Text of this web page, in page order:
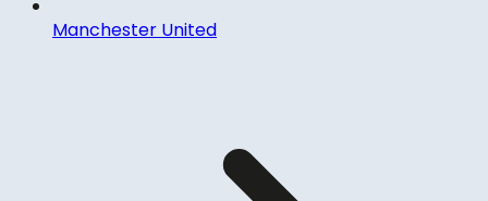
Manchester United